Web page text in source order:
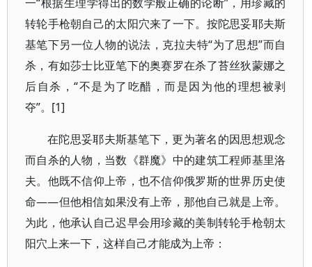
转轮手枪朝自己的太阳穴来了一下。按陀思妥耶夫斯
基笔下另一位人物的说法，克拉夫特“为了思想”而自
杀，有如莎士比亚笔下的奥赛罗在杀了苔丝狄蒙娜之
后自杀，“不是为了吃醋，而是因为他的理想被剥
夺”。[1]
在陀思妥耶夫斯基笔下，更为著名的因思想观念
而自杀的人物，当数《群魔》中的建筑工程师基里洛
夫。他既不信仰上帝，也不信仰俄罗斯的世界历史使
命——但他相信如果没有上帝，那他自己就是上帝。
为此，他承认自己迟早会用珍藏的美制转轮手枪朝太
阳穴上来一下，这样自己才能成为上帝：